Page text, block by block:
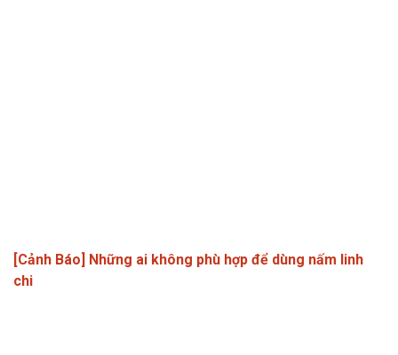
[Cảnh Báo] Những ai không phù hợp để dùng nấm linh
chi